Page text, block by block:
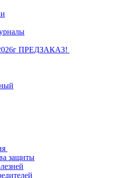
ПРЕДЗАКАЗ!
защиты